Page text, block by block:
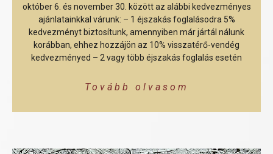
október 6. és november 30. között az alábbi kedvezményes
ajánlatainkkal várunk: – 1 éjszakás foglalásodra 5%
kedvezményt biztosítunk, amennyiben már jártál nálunk
korábban, ehhez hozzájön az 10% visszatérő-vendég
kedvezményed – 2 vagy több éjszakás foglalás esetén
Tovább olvasom